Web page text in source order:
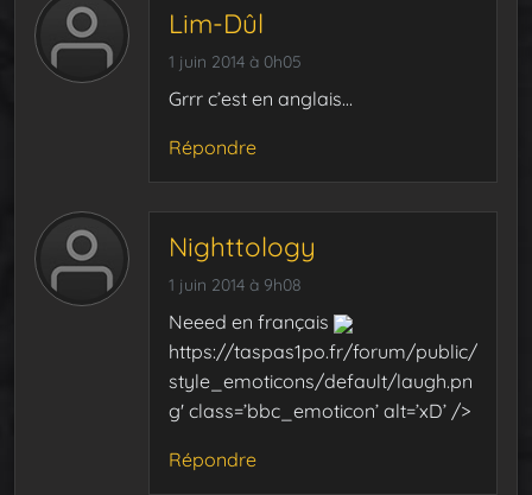
Lim-Dûl
1 juin 2014 à 0h05
Grrr c’est en anglais…
Répondre
Nighttology
1 juin 2014 à 9h08
Neeed en français
https://taspas1po.fr/forum/public/
style_emoticons/default/laugh.pn
g' class=’bbc_emoticon’ alt=’xD’ />
Répondre